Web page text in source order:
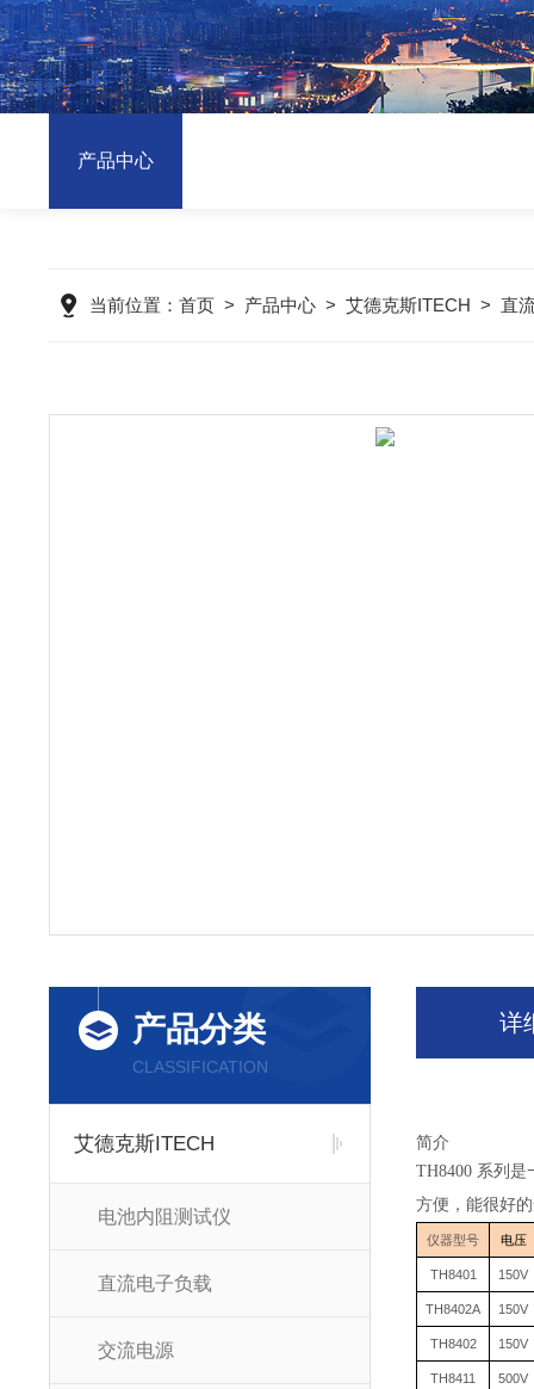
产品中心
当前位置： 首页> 产品中心> 艾德克斯ITECH > 直
产品分类
CLASSIFICATION
艾德克斯ITECH
电池内阻测试仪
直流电子负载
交流电源
详
简介
TH8400 系列
方便，能很好
仪器型号 电压
TH8401 150V
TH8402A 150V
TH8402 150V
TH8411 500V